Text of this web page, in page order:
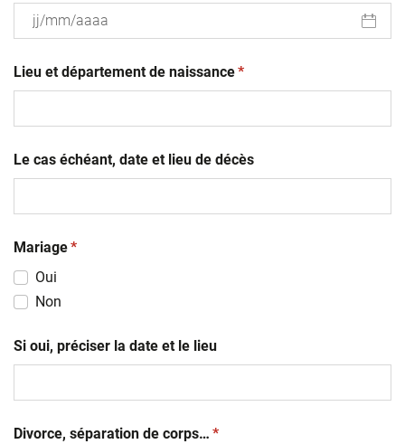
slash
MM
Lieu et département de naissance(obligatoire)
*
Le cas échéant, date et lieu de décès
Mariage(obligatoire)
*
Oui
Non
Si oui, préciser la date et le lieu
Divorce, séparation de corps… (obligatoire)
*